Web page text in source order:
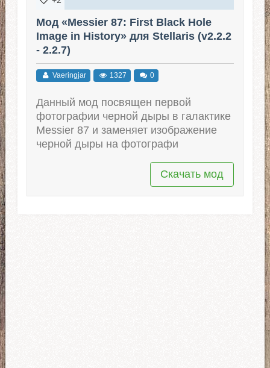
Мод «Messier 87: First Black Hole
Image in History» для Stellaris (v2.2.2
- 2.2.7)
Vaeringjar 1327 0
Данный мод посвящен первой
фотографии черной дыры в галактике
Messier 87 и заменяет изображение
черной дыры на фотографи
Скачать мод